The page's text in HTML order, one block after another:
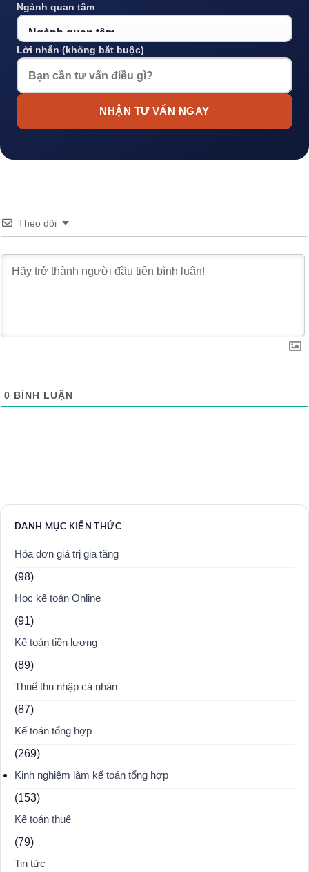
Ngành quan tâm
Lời nhắn (không bắt buộc)
NHẬN TƯ VẤN NGAY
Theo dõi
0 BÌNH LUẬN
DANH MỤC KIẾN THỨC
Hóa đơn giá trị gia tăng
(98)
Học kế toán Online
(91)
Kế toán tiền lương
(89)
Thuế thu nhập cá nhân
(87)
Kế toán tổng hợp
(269)
Kinh nghiệm làm kế toán tổng hợp
(153)
Kế toán thuế
(79)
Tin tức